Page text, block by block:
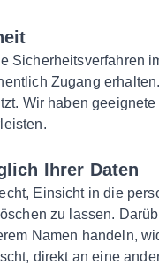
Sicherheitsverfahren
Zugang
Wir haben
Ihrer Daten
Einsicht in die
zu lassen.
Namen handeln,
direkt an eine